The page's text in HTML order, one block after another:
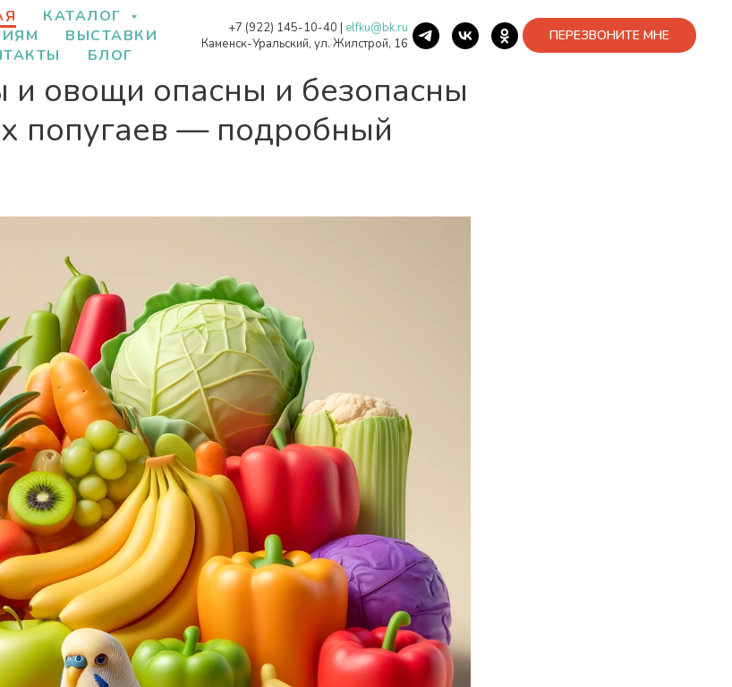
КАТАЛОГ
ВЫСТАВКИ
БЛОГ
+7 (922) 145-10-40 | elfku@bk.ru
Каменск-Уральский, ул. Жилстрой, 16
ПЕРЕЗВОНИТЕ МНЕ
и овощи опасны и безопасны
попугаев — подробный